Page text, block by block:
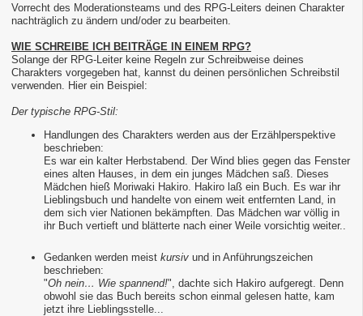
Vorrecht des Moderationsteams und des RPG-Leiters deinen Charakter
nachträglich zu ändern und/oder zu bearbeiten.
WIE SCHREIBE ICH BEITRÄGE IN EINEM RPG?
Solange der RPG-Leiter keine Regeln zur Schreibweise deines
Charakters vorgegeben hat, kannst du deinen persönlichen Schreibstil
verwenden. Hier ein Beispiel:
Der typische RPG-Stil:
Handlungen des Charakters werden aus der Erzählperspektive
beschrieben:
Es war ein kalter Herbstabend. Der Wind blies gegen das Fenster
eines alten Hauses, in dem ein junges Mädchen saß. Dieses
Mädchen hieß Moriwaki Hakiro. Hakiro laß ein Buch. Es war ihr
Lieblingsbuch und handelte von einem weit entfernten Land, in
dem sich vier Nationen bekämpften. Das Mädchen war völlig in
ihr Buch vertieft und blätterte nach einer Weile vorsichtig weiter..
Gedanken werden meist kursiv und in Anführungszeichen
beschrieben:
"Oh nein… Wie spannend!", dachte sich Hakiro aufgeregt. Denn
obwohl sie das Buch bereits schon einmal gelesen hatte, kam
jetzt ihre Lieblingsstelle...